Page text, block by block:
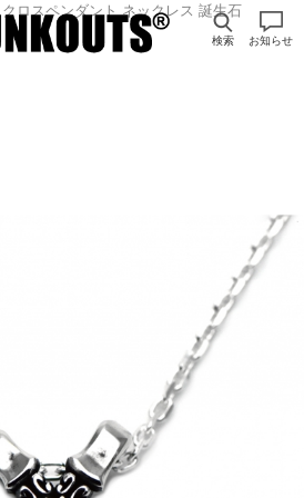
ロスペンダント ネックレス 誕生石
検索 お知らせ